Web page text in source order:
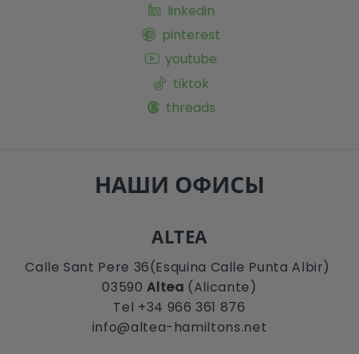
linkedin
pinterest
youtube
tiktok
threads
НАШИ ОФИСЫ
ALTEA
Calle Sant Pere 36(Esquina Calle Punta Albir)
03590Altea (Alicante)
Tel +34 966 361 876
info@altea-hamiltons.net